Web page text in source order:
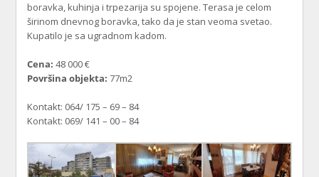
boravka, kuhinja i trpezarija su spojene. Terasa je celom
širinom dnevnog boravka, tako da je stan veoma svetao.
Kupatilo je sa ugradnom kadom.
Cena: 48 000 €
Površina objekta: 77m2
Kontakt: 064/ 175 – 69 – 84
Kontakt: 069/ 141 – 00 – 84